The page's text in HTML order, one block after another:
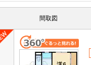
間取図